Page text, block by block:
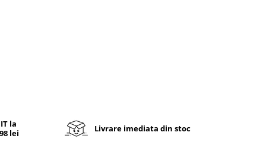
la
lei
Livrare imediata din stoc